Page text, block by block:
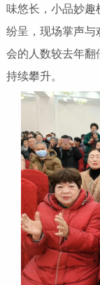
味悠长，小品妙趣
纷呈，现场掌声与
会的人数较去年翻
持续攀升。